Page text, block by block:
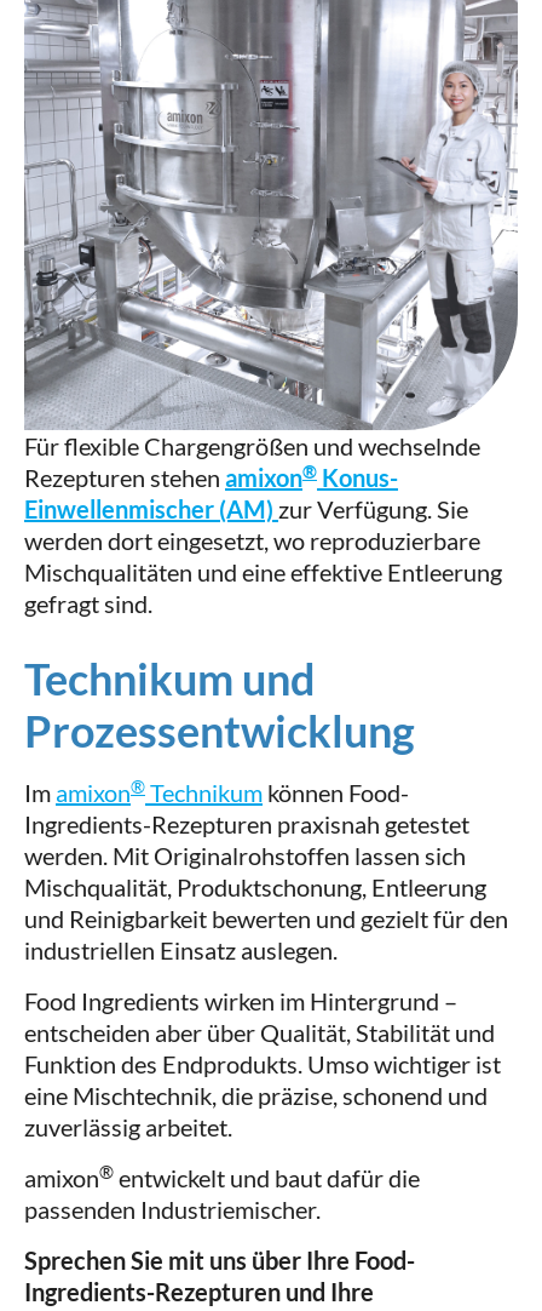
Für flexible Chargengrößen und wechselnde
Rezepturen stehen amixon® Konus-
Einwellenmischer (AM) zur Verfügung. Sie
werden dort eingesetzt, wo reproduzierbare
Mischqualitäten und eine effektive Entleerung
gefragt sind.
Technikum und
Prozessentwicklung
Im amixon® Technikum können Food-
Ingredients-Rezepturen praxisnah getestet
werden. Mit Originalrohstoffen lassen sich
Mischqualität, Produktschonung, Entleerung
und Reinigbarkeit bewerten und gezielt für den
industriellen Einsatz auslegen.
Food Ingredients wirken im Hintergrund –
entscheiden aber über Qualität, Stabilität und
Funktion des Endprodukts. Umso wichtiger ist
eine Mischtechnik, die präzise, schonend und
zuverlässig arbeitet.
amixon® entwickelt und baut dafür die
passenden Industriemischer.
Sprechen Sie mit uns über Ihre Food-
Ingredients-Rezepturen und Ihre